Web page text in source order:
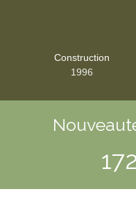
Construction
1996